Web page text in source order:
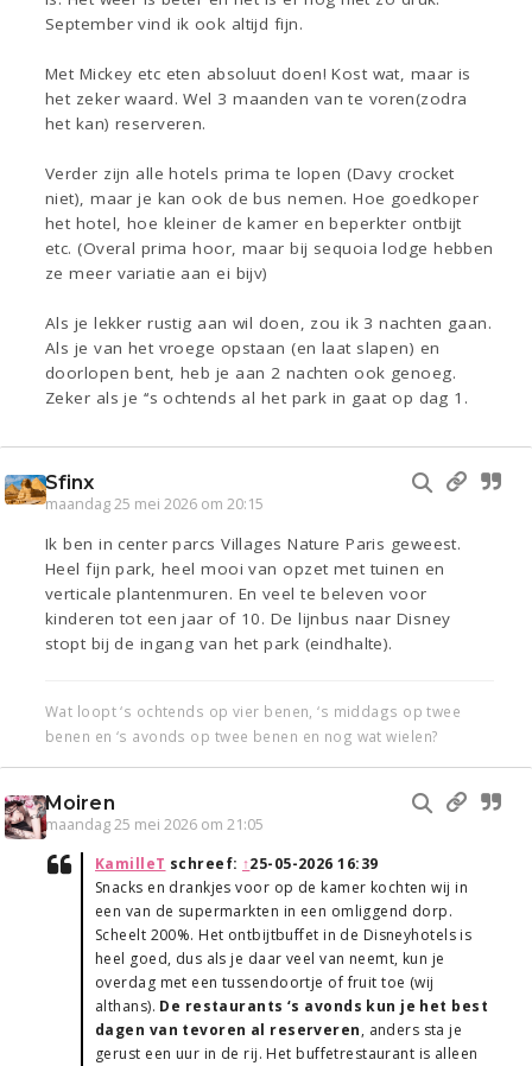
September vind ik ook altijd fijn.
Met Mickey etc eten absoluut doen! Kost wat, maar is
het zeker waard. Wel 3 maanden van te voren(zodra
het kan) reserveren.
Verder zijn alle hotels prima te lopen (Davy crocket
niet), maar je kan ook de bus nemen. Hoe goedkoper
het hotel, hoe kleiner de kamer en beperkter ontbijt
etc. (Overal prima hoor, maar bij sequoia lodge hebben
ze meer variatie aan ei bijv)
Als je lekker rustig aan wil doen, zou ik 3 nachten gaan.
Als je van het vroege opstaan (en laat slapen) en
doorlopen bent, heb je aan 2 nachten ook genoeg.
Zeker als je ‘‘s ochtends al het park in gaat op dag 1.
Sfinx
maandag 25 mei 2026 om 20:15
Ik ben in center parcs Villages Nature Paris geweest.
Heel fijn park, heel mooi van opzet met tuinen en
verticale plantenmuren. En veel te beleven voor
kinderen tot een jaar of 10. De lijnbus naar Disney
stopt bij de ingang van het park (eindhalte).
Wat loopt ‘s ochtends op vier benen, ‘s middags op twee
benen en ‘s avonds op twee benen en nog wat wielen?
Moiren
maandag 25 mei 2026 om 21:05
KamilleT schreef: ↑25-05-2026 16:39
Snacks en drankjes voor op de kamer kochten wij in
een van de supermarkten in een omliggend dorp.
Scheelt 200%. Het ontbijtbuffet in de Disneyhotels is
heel goed, dus als je daar veel van neemt, kun je
overdag met een tussendoortje of fruit toe (wij
althans). De restaurants ‘s avonds kun je het best
dagen van tevoren al reserveren, anders sta je
gerust een uur in de rij. Het buffetrestaurant is alleen